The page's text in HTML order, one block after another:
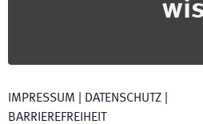
IMPRESSUM DATENSCHUTZ
BARRIEREFREIHEIT